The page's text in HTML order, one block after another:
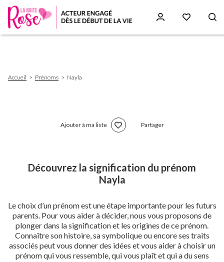
d'Ariane
Accueil Prénoms Nayla
Ajouter à ma liste Partager
Découvrez la signification du prénom
Nayla
Le choix d’un prénom est une étape importante pour les futurs
parents. Pour vous aider à décider, nous vous proposons de
plonger dans la signification et les origines de ce prénom.
Connaître son histoire, sa symbolique ou encore ses traits
associés peut vous donner des idées et vous aider à choisir un
prénom qui vous ressemble, qui vous plaît et qui a du sens